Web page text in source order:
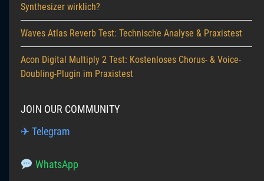
Synthesizer wirklich?
Waves Atlas Reverb Test: Technische Analyse & Praxistest
Acon Digital Multiply 2 Test: Kostenloses Chorus- & Voice-
Doubling-Plugin im Praxistest
JOIN OUR COMMUNITY
✈ Telegram
WhatsApp